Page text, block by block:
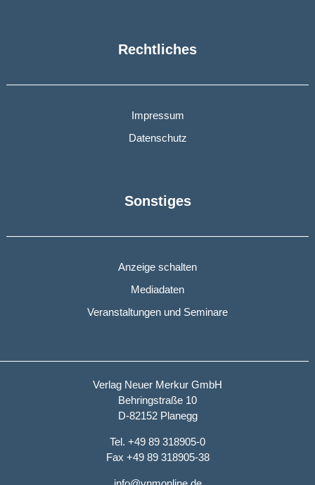
Rechtliches
Impressum
Datenschutz
Sonstiges
Anzeige schalten
Mediadaten
Veranstaltungen und Seminare
Verlag Neuer Merkur GmbH
Behringstraße 10
D-82152 Planegg
Tel. +49 89 318905-0
Fax +49 89 318905-38